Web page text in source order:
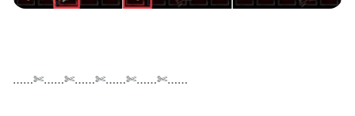
……✄……✄……✄……✄……✄……